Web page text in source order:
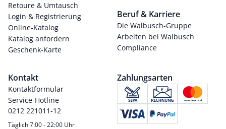
Retoure & Umtausch
Login & Registrierung
Online-Katalog
Katalog anfordern
Geschenk-Karte
Beruf & Karriere
Die Walbusch-Gruppe
Arbeiten bei Walbusch
Compliance
Kontakt
Kontaktformular
Service-Hotline
0212 221011-12
Täglich 7:00 - 22:00 Uhr
Zahlungsarten